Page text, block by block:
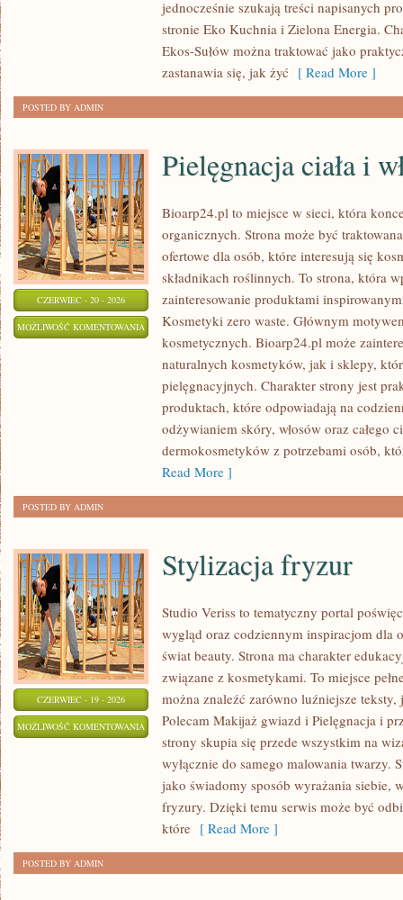
jednocześnie szukają treści napisanych
stronie Eko Kuchnia i Zielona Energia.
Ekos-Sułów można traktować jako
zastanawia się, jak żyć [ Read More ]
POSTED BY ADMIN
CZERWIEC - 20 - 2026
MOŻLIWOŚĆ KOMENTOWANIA PIELĘGNACJA
CIAŁA
WŁOSÓW
Pielęgnacja ciała i
Bioarp24.pl to miejsce w sieci, która
organicznych. Strona może być
ofertowe dla osób, które interesują się
składnikach roślinnych. To strona, która
zainteresowanie produktami
Kosmetyki zero waste. Głównym
kosmetycznych. Bioarp24.pl może
naturalnych kosmetyków, jak i sklepy,
pielęgnacyjnych. Charakter strony jest
produktach, które odpowiadają na
odżywianiem skóry, włosów oraz całego
dermokosmetyków z potrzebami osób,
Read More ]
POSTED BY ADMIN
CZERWIEC - 19 - 2026
MOŻLIWOŚĆ KOMENTOWANIA STYLIZACJA
FRYZUR
Stylizacja fryzur
Studio Veriss to tematyczny portal
wygląd oraz codziennym inspiracjom dla
świat beauty. Strona ma charakter
związane z kosmetykami. To miejsce
można znaleźć zarówno luźniejsze
Polecam Makijaż gwiazd i Pielęgnacja i
strony skupia się przede wszystkim na
wyłącznie do samego malowania twarzy.
jako świadomy sposób wyrażania siebie,
fryzury. Dzięki temu serwis może być
które [ Read More ]
POSTED BY ADMIN